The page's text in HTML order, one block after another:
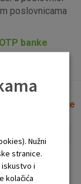
poslovnicama
banke
vidjeti
Očisti filtere
Nužni
stranice.
i
kolačića